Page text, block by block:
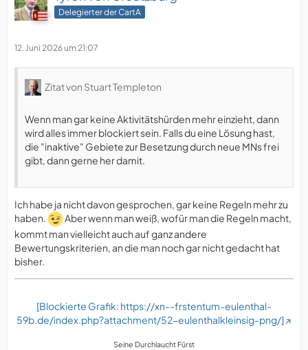
Delegierter der CartA
12. Juni 2026 um 21:07
Zitat von Stuart Templeton
Wenn man gar keine Aktivitätshürden mehr einzieht, dann
wird alles immer blockiert sein. Falls du eine Lösung hast,
die "inaktive" Gebiete zur Besetzung durch neue MNs frei
gibt, dann gerne her damit.
Ich habe ja nicht davon gesprochen, gar keine Regeln mehr zu
haben.
Aber wenn man weiß, wofür man die Regeln macht,
kommt man vielleicht auch auf ganz andere
Bewertungskriterien, an die man noch gar nicht gedacht hat
bisher.
[Blockierte Grafik: https://xn--frstentum-eulenthal-
59b.de/index.php?attachment/52-eulenthalkleinsig-png/]
Seine Durchlaucht Fürst